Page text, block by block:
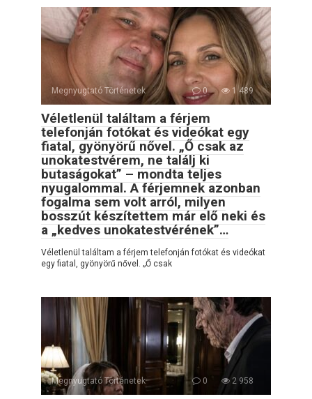
Megnyugtató Történetek 0 1 489
Véletlenül találtam a férjem
telefonján fotókat és videókat egy
fiatal, gyönyörű nővel. „Ő csak az
unokatestvérem, ne találj ki
butaságokat” – mondta teljes
nyugalommal. A férjemnek azonban
fogalma sem volt arról, milyen
bosszút készítettem már elő neki és
a „kedves unokatestvérének”…
Véletlenül találtam a férjem telefonján fotókat és videókat
egy fiatal, gyönyörű nővel. „Ő csak
Megnyugtató Történetek 0 2 958